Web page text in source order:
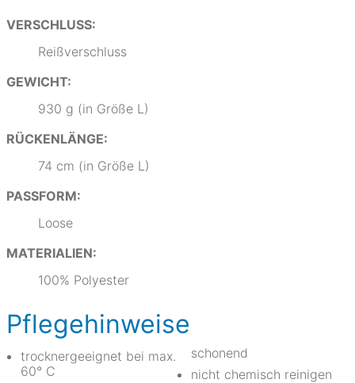
VERSCHLUSS:
Reißverschluss
GEWICHT:
930 g (in Größe L)
RÜCKENLÄNGE:
74 cm (in Größe L)
PASSFORM:
Loose
MATERIALIEN:
100% Polyester
Pflegehinweise
trocknergeeignet bei max.
60° C
schonend
nicht chemisch reinigen